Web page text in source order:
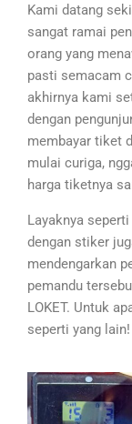
Kami datang
sangat ramai
orang yang
pasti semacam
akhirnya kami
dengan
membayar tiket
mulai curiga,
harga tiketnya
Layaknya
dengan stiker
mendengarkan
pemandu
LOKET. Untuk
seperti yang lain!